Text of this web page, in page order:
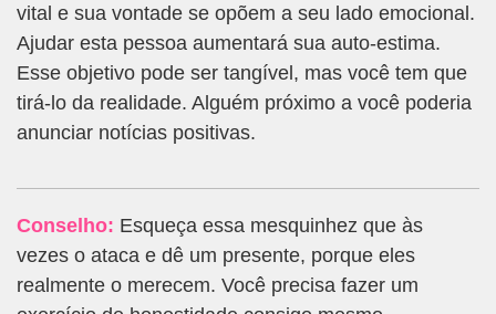
vital e sua vontade se opõem a seu lado emocional.
Ajudar esta pessoa aumentará sua auto-estima.
Esse objetivo pode ser tangível, mas você tem que
tirá-lo da realidade. Alguém próximo a você poderia
anunciar notícias positivas.
Conselho: Esqueça essa mesquinhez que às
vezes o ataca e dê um presente, porque eles
realmente o merecem. Você precisa fazer um